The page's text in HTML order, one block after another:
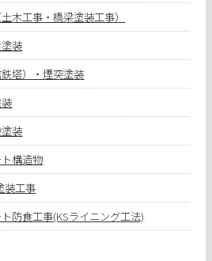
木工事・橋梁塗装工事）
装
塔）・煙突塗装
装
構造物
装工事
防食工事(KSライニング工法)